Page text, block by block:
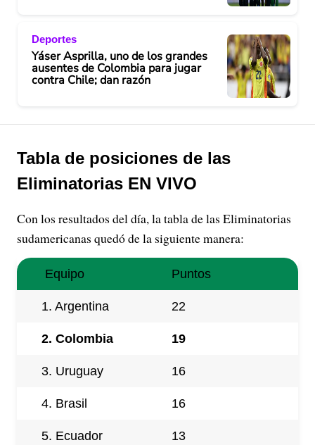
Deportes
Yáser Asprilla, uno de los grandes
ausentes de Colombia para jugar
contra Chile; dan razón
Tabla de posiciones de las
Eliminatorias EN VIVO
Con los resultados del día, la tabla de las Eliminatorias
sudamericanas quedó de la siguiente manera:
Equipo Puntos
1. Argentina 22
2. Colombia 19
3. Uruguay 16
4. Brasil 16
5. Ecuador 13